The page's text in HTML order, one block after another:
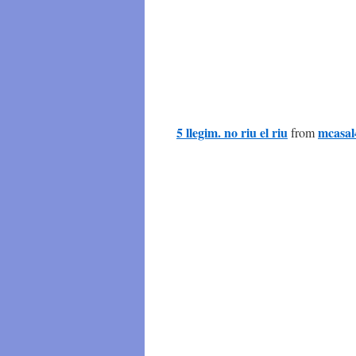
5 llegim. no riu el riufrom